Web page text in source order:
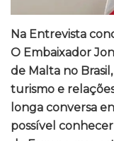
Na Entrevista
O Embaixador
de Malta no
turismo e
longa conversa
possível